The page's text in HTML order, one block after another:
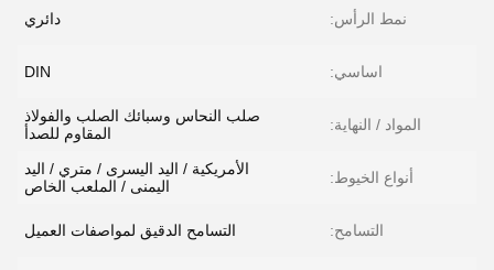
نمط الرأس: دائري
اساسي: DIN
المواد / النهاية:
صلب النحاس وسبائك الصلب والفولاذ
المقاوم للصدأ
أنواع الخيوط:
الأمريكية / اليد اليسرى / متري / اليد
اليمنى / الملعب الخاص
التسامح: التسامح الدقيق لمواصفات العميل